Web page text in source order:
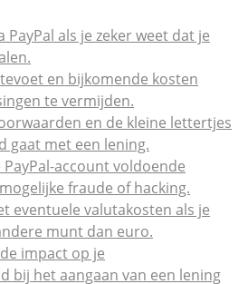
PayPal als je zeker weet dat je
en bijkomende kosten
te vermijden.
en de kleine lettertjes
gaat met een lening.
account voldoende
fraude of hacking.
eventuele valutakosten als je
munt dan euro.
impact op je
bij het aangaan van een lening